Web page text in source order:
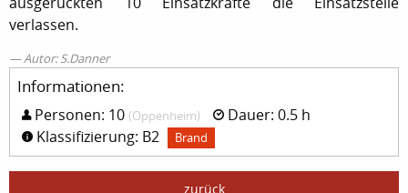
verlassen.
Autor: S.Danner
Informationen:
Personen: 10 (Oppenheim)
Dauer: 0.5 h
Klassifizierung: B2
Brand
zurück